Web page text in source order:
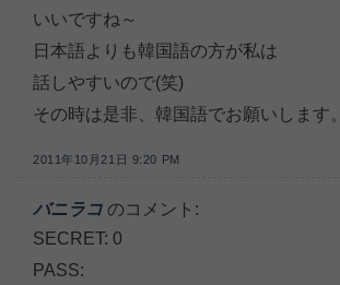
いいですね～
日本語よりも韓国語の方が私は
話しやすいので(笑)
その時は是非、韓国語でお願いします。
2011年10月21日 9:20 PM
バニラコ のコメント:
SECRET: 0
PASS: